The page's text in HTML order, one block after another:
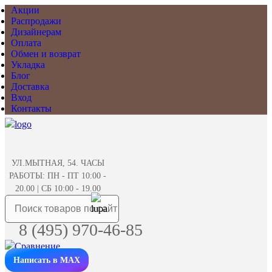
Акции
Распродажи
Дизайнерам
Оплата
Обмен и возврат
Укладка
Блог
Доставка
Вход
Контакты
УЛ.МЫТНАЯ, 54. ЧАСЫ
РАБОТЫ: ПН - ПТ 10:00 -
20.00 | СБ 10:00 - 19.00
8 (495) 970-46-85
Написать в MAX